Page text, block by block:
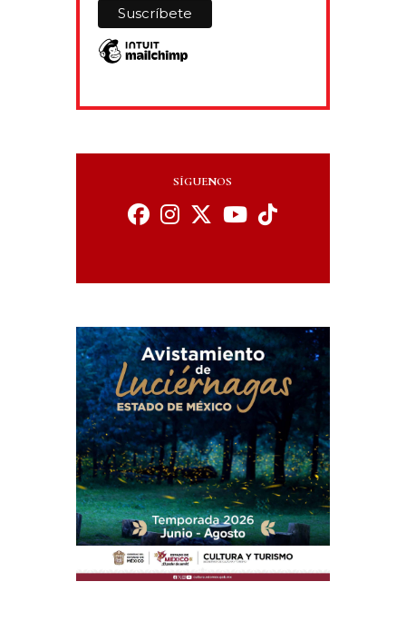
SÍGUENOS